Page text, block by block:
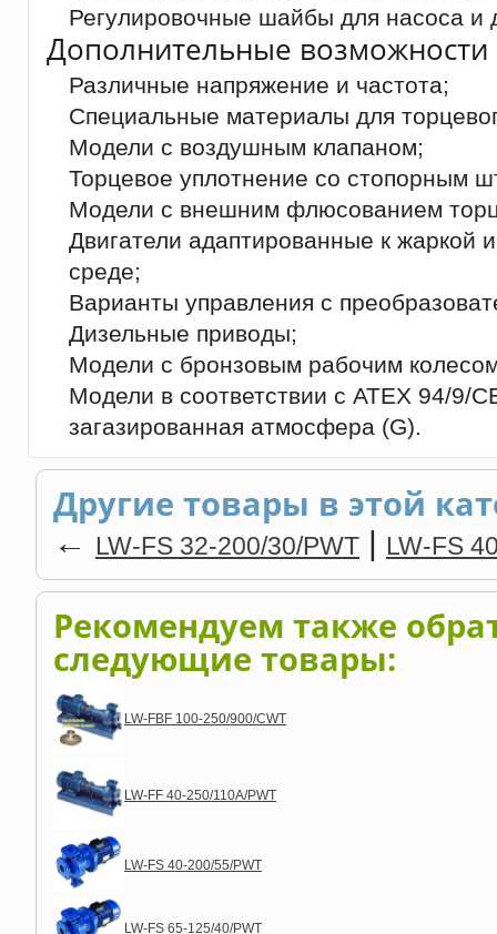
Регулировочные шайбы для насоса и
Дополнительные возможности
Различные напряжение и частота;
Специальные материалы для
Модели с воздушным клапаном;
Торцевое уплотнение со стопорным
Модели с внешним флюсованием
Двигатели адаптированные к жаркой
среде;
Варианты управления с
Дизельные приводы;
Модели с бронзовым рабочим
Модели в соответствии с ATEX 94/9/
загазированная атмосфера (G).
Другие товары в этой
← LW-FS 32-200/30/PWT | LW-FS
Рекомендуем также
следующие товары:
LW-FBF 100-250/900/CWT
LW-FF 40-250/110A/PWT
LW-FS 40-200/55/PWT
LW-FS 65-125/40/PWT